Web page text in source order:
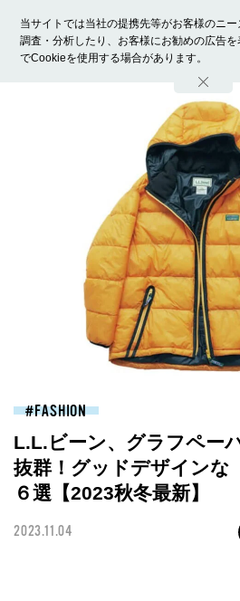
当サイトでは当社の提携先等がお客様のニ
調査・分析したり、お客様にお勧めの広告を
でCookieを使用する場合があります。
ホーム モデル募集 ランキング
FASHION
L.L.ビーン、グラフペー
抜群！グッドデザインな
６選【2023秋冬最新】
2023.11.04